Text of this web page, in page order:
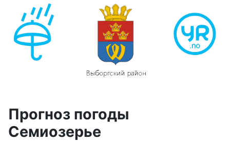
Прогноз погоды
Семиозерье